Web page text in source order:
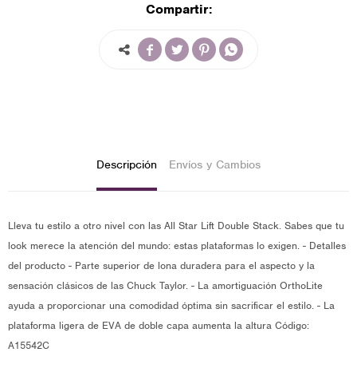
Compartir:
   
Descripción Envíos y Cambios
Lleva tu estilo a otro nivel con las All Star Lift Double Stack. Sabes que tu
look merece la atención del mundo: estas plataformas lo exigen. - Detalles
del producto - Parte superior de lona duradera para el aspecto y la
sensación clásicos de las Chuck Taylor. - La amortiguación OrthoLite
ayuda a proporcionar una comodidad óptima sin sacrificar el estilo. - La
plataforma ligera de EVA de doble capa aumenta la altura Código:
A15542C